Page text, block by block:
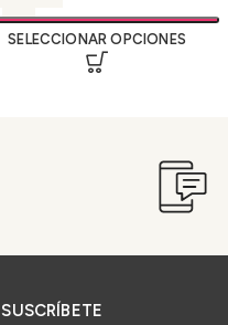
SELECCIONAR OPCIONES
SUSCRÍBETE